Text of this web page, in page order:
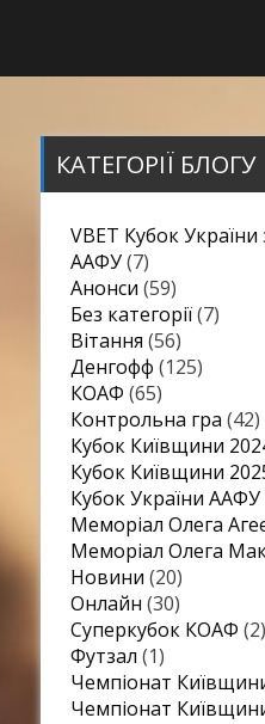
КАТЕГОРІЇ БЛОГУ
VBET Кубок України
ААФУ(7)
Анонси (59)
Без категорії(7)
Вітання (56)
Денгофф (125)
КОАФ (65)
Контрольна гра (42)
Кубок Київщини
Кубок Київщини
Кубок України ААФУ
Меморіал Олега
Меморіал Олега
Новини (20)
Онлайн (30)
Суперкубок КОАФ (2)
Футзал (1)
Чемпіонат
Чемпіонат